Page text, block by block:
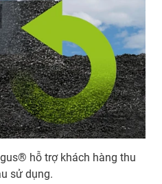
hỗ trợ khách hàng thu
sử dụng.